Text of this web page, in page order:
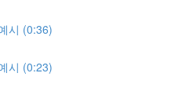
시 (0:36)
시 (0:23)